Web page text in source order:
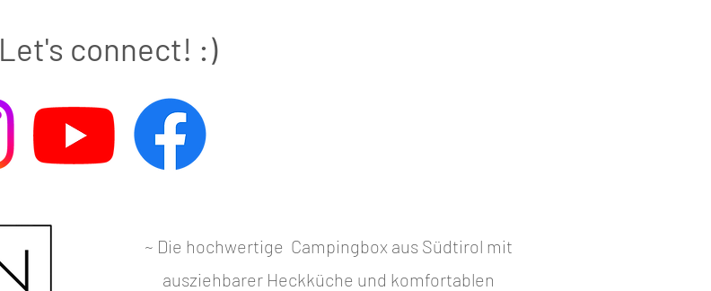
Let's connect! :)
~ Die hochwertige Campingbox aus Südtirol mit
ausziehbarer Heckküche und komfortablen